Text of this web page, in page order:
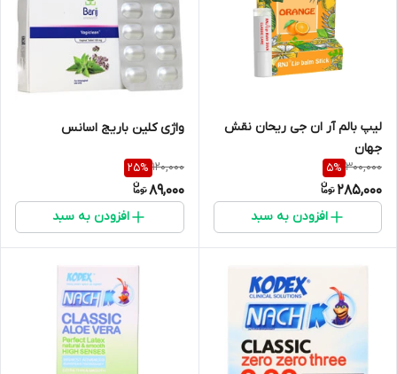
لیپ بالم آر ان جی ریحان نقش
جهان
300,000
5%
285,000
افزودن به سبد
واژی کلین باریج اسانس
120,000
25%
89,000
افزودن به سبد